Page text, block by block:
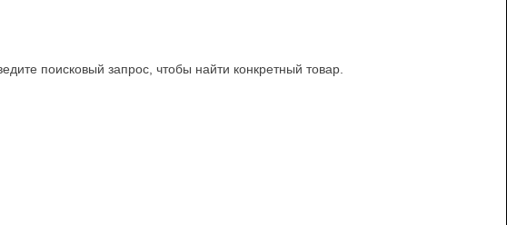
поисковый запрос, чтобы найти конкретный товар.